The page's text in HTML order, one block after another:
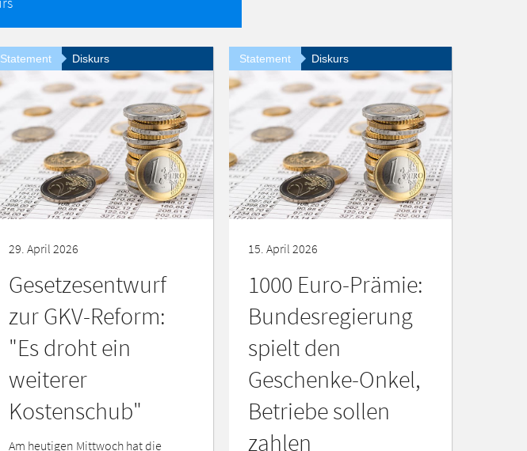
Statement Diskurs
29. April 2026
Gesetzesentwurf
zur GKV-Reform:
"Es droht ein
weiterer
Kostenschub"
Am heutigen Mittwoch hat die
Statement Diskurs
15. April 2026
1000 Euro-Prämie:
Bundesregierung
spielt den
Geschenke-Onkel,
Betriebe sollen
zahlen